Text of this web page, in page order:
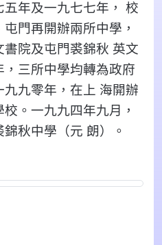
五年及一九七七年， 校
門再開辦兩所中學，
書院及屯門裘錦秋 英文
，三所中學均轉為政府
九九零年，在上 海開辦
校。一九九四年九月，
秋中學（元 朗）。